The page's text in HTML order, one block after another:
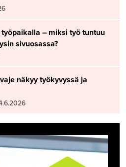
– miksi työ tuntuu
sivuosassa?
näkyy työkyvyssä ja